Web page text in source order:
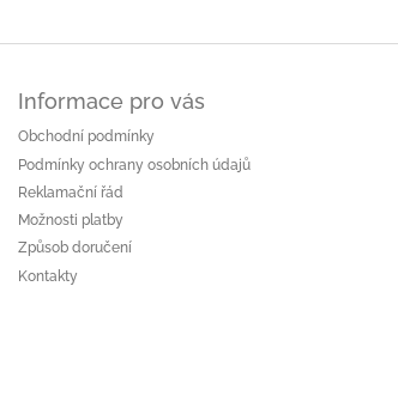
p
k
á
Informace pro vás
Obchodní podmínky
Podmínky ochrany osobních údajů
Reklamační řád
Možnosti platby
Způsob doručení
Kontakty